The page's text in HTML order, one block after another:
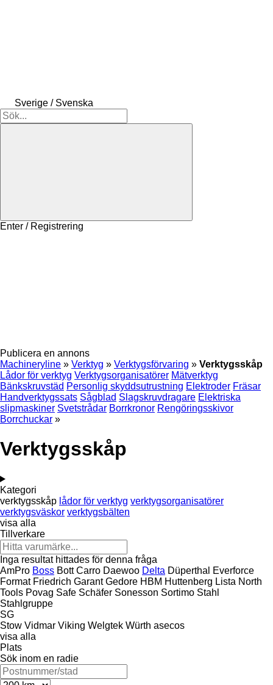
Sverige / Svenska
Enter / Registrering
Publicera en annons
Machineryline » Verktyg » Verktygsförvaring » Verktygsskåp
Lådor för verktyg Verktygsorganisatörer Mätverktyg
Bänkskruvstäd Personlig skyddsutrustning Elektroder Fräsar
Handverktygssats Sågblad Slagskruvdragare Elektriska
slipmaskiner Svetstrådar Borrkronor Rengöringsskivor
Borrchuckar »
Verktygsskåp
Kategori
verktygsskåp lådor för verktyg verktygsorganisatörer
verktygsväskor verktygsbälten
visa alla
Tillverkare
Inga resultat hittades för denna fråga
AmPro Boss Bott Carro Daewoo Delta Düperthal
Everforce
Format Friedrich Garant Gedore HBM Huttenberg Lista North
Tools Povag Safe Schäfer Sonesson Sortimo Stahl
Stahlgruppe
SG
Stow Vidmar Viking Welgtek Würth asecos
visa alla
Plats
Sök inom en radie